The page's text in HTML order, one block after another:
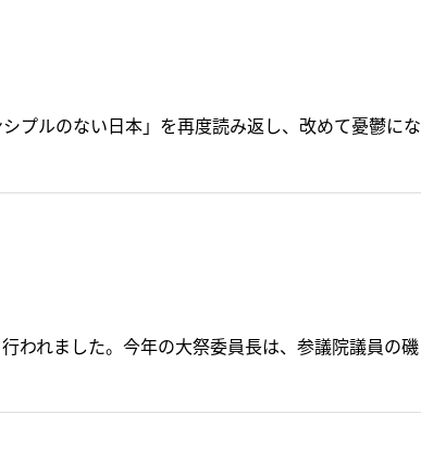
プルのない日本」を再度読み返し、改めて憂鬱にな
われました。今年の大祭委員長は、参議院議員の磯